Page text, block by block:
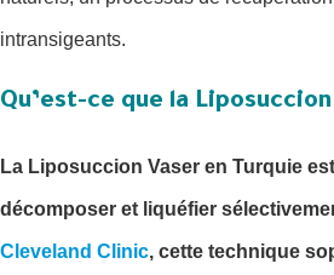
intransigeants.
Qu’est-ce que la
La Liposuccion Vaser en Turquie
décomposer et liquéfier
Cleveland Clinic, cette technique